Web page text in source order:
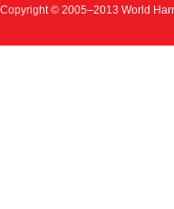
Copyright © 2005–2013 World